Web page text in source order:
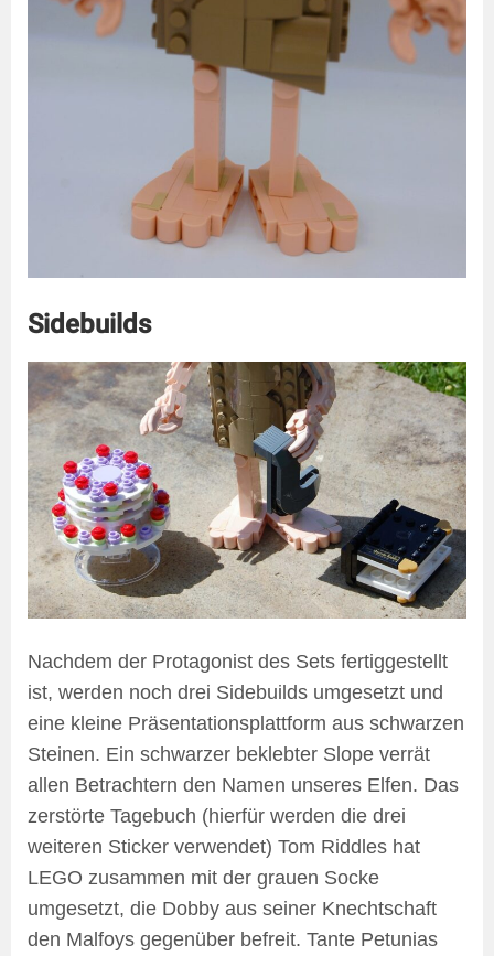
Sidebuilds
Nachdem der Protagonist des Sets fertiggestellt
ist, werden noch drei Sidebuilds umgesetzt und
eine kleine Präsentationsplattform aus schwarzen
Steinen. Ein schwarzer beklebter Slope verrät
allen Betrachtern den Namen unseres Elfen. Das
zerstörte Tagebuch (hierfür werden die drei
weiteren Sticker verwendet) Tom Riddles hat
LEGO zusammen mit der grauen Socke
umgesetzt, die Dobby aus seiner Knechtschaft
den Malfoys gegenüber befreit. Tante Petunias